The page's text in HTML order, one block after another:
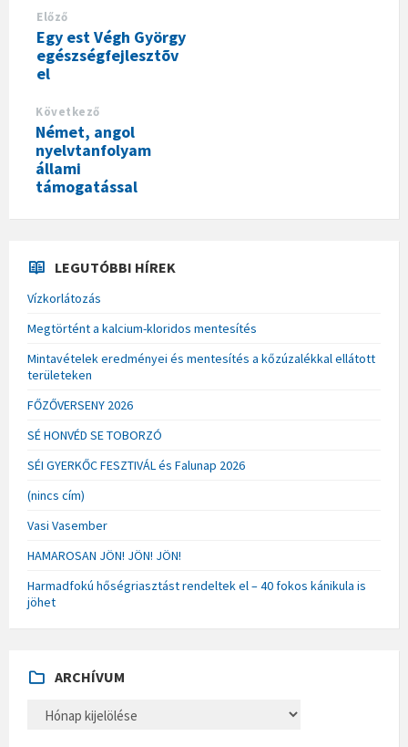
Előző
Egy est Végh György
egészségfejlesztõv
el
Következő
Német, angol
nyelvtanfolyam
állami
támogatással
LEGUTÓBBI HÍREK
Vízkorlátozás
Megtörtént a kalcium-kloridos mentesítés
Mintavételek eredményei és mentesítés a kőzúzalékkal ellátott
területeken
FŐZŐVERSENY 2026
SÉ HONVÉD SE TOBORZÓ
SÉI GYERKŐC FESZTIVÁL és Falunap 2026
(nincs cím)
Vasi Vasember
HAMAROSAN JÖN! JÖN! JÖN!
Harmadfokú hőségriasztást rendeltek el – 40 fokos kánikula is
jöhet
ARCHÍVUM